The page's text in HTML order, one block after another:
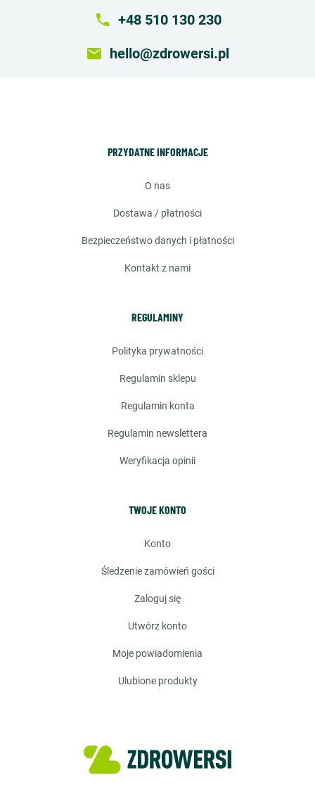
local_phone +48 510 130 230
email hello@zdrowersi.pl
PRZYDATNE INFORMACJE
o nas
dostawa / płatności
bezpieczeństwo danych i płatności
kontakt z nami
REGULAMINY
polityka prywatności
regulamin sklepu
regulamin konta
regulamin newslettera
weryfikacja opinii
TWOJE KONTO
konto
śledzenie zamówień gości
zaloguj się
utwórz konto
moje powiadomienia
ulubione produkty